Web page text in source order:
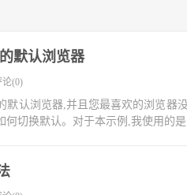
默认浏览器
论(0)
默认浏览器,并且您最喜欢的浏览器
何切换默认。对于本示例,我使用的